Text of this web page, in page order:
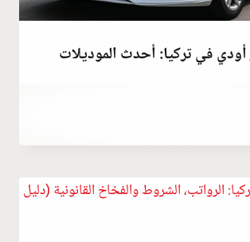
أودي في تركيا: أحدث الموديلات